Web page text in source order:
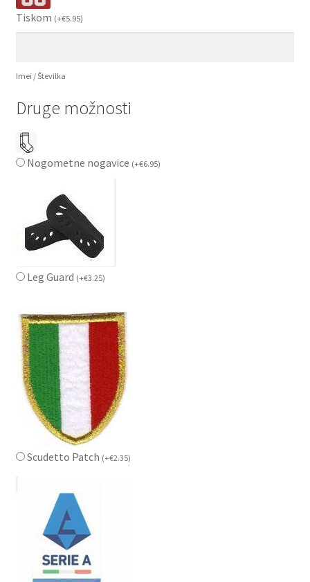
Tiskom (+€5.95)
Imei / Številka
Druge možnosti
Nogometne nogavice (+€6.95)
Leg Guard (+€3.25)
Scudetto Patch (+€2.35)